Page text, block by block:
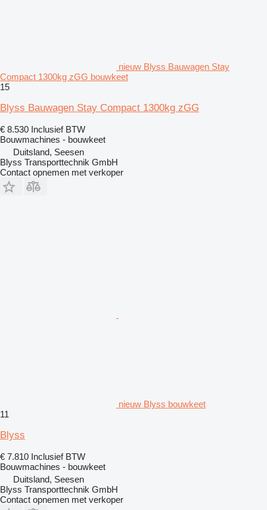
nieuw Blyss Bauwagen Stay
Compact 1300kg zGG bouwkeet
15
Blyss Bauwagen Stay Compact 1300kg zGG
€ 8.530 Inclusief BTW
Bouwmachines - bouwkeet
Duitsland, Seesen
Blyss Transporttechnik GmbH
Contact opnemen met verkoper
nieuw Blyss bouwkeet
11
Blyss
€ 7.810 Inclusief BTW
Bouwmachines - bouwkeet
Duitsland, Seesen
Blyss Transporttechnik GmbH
Contact opnemen met verkoper